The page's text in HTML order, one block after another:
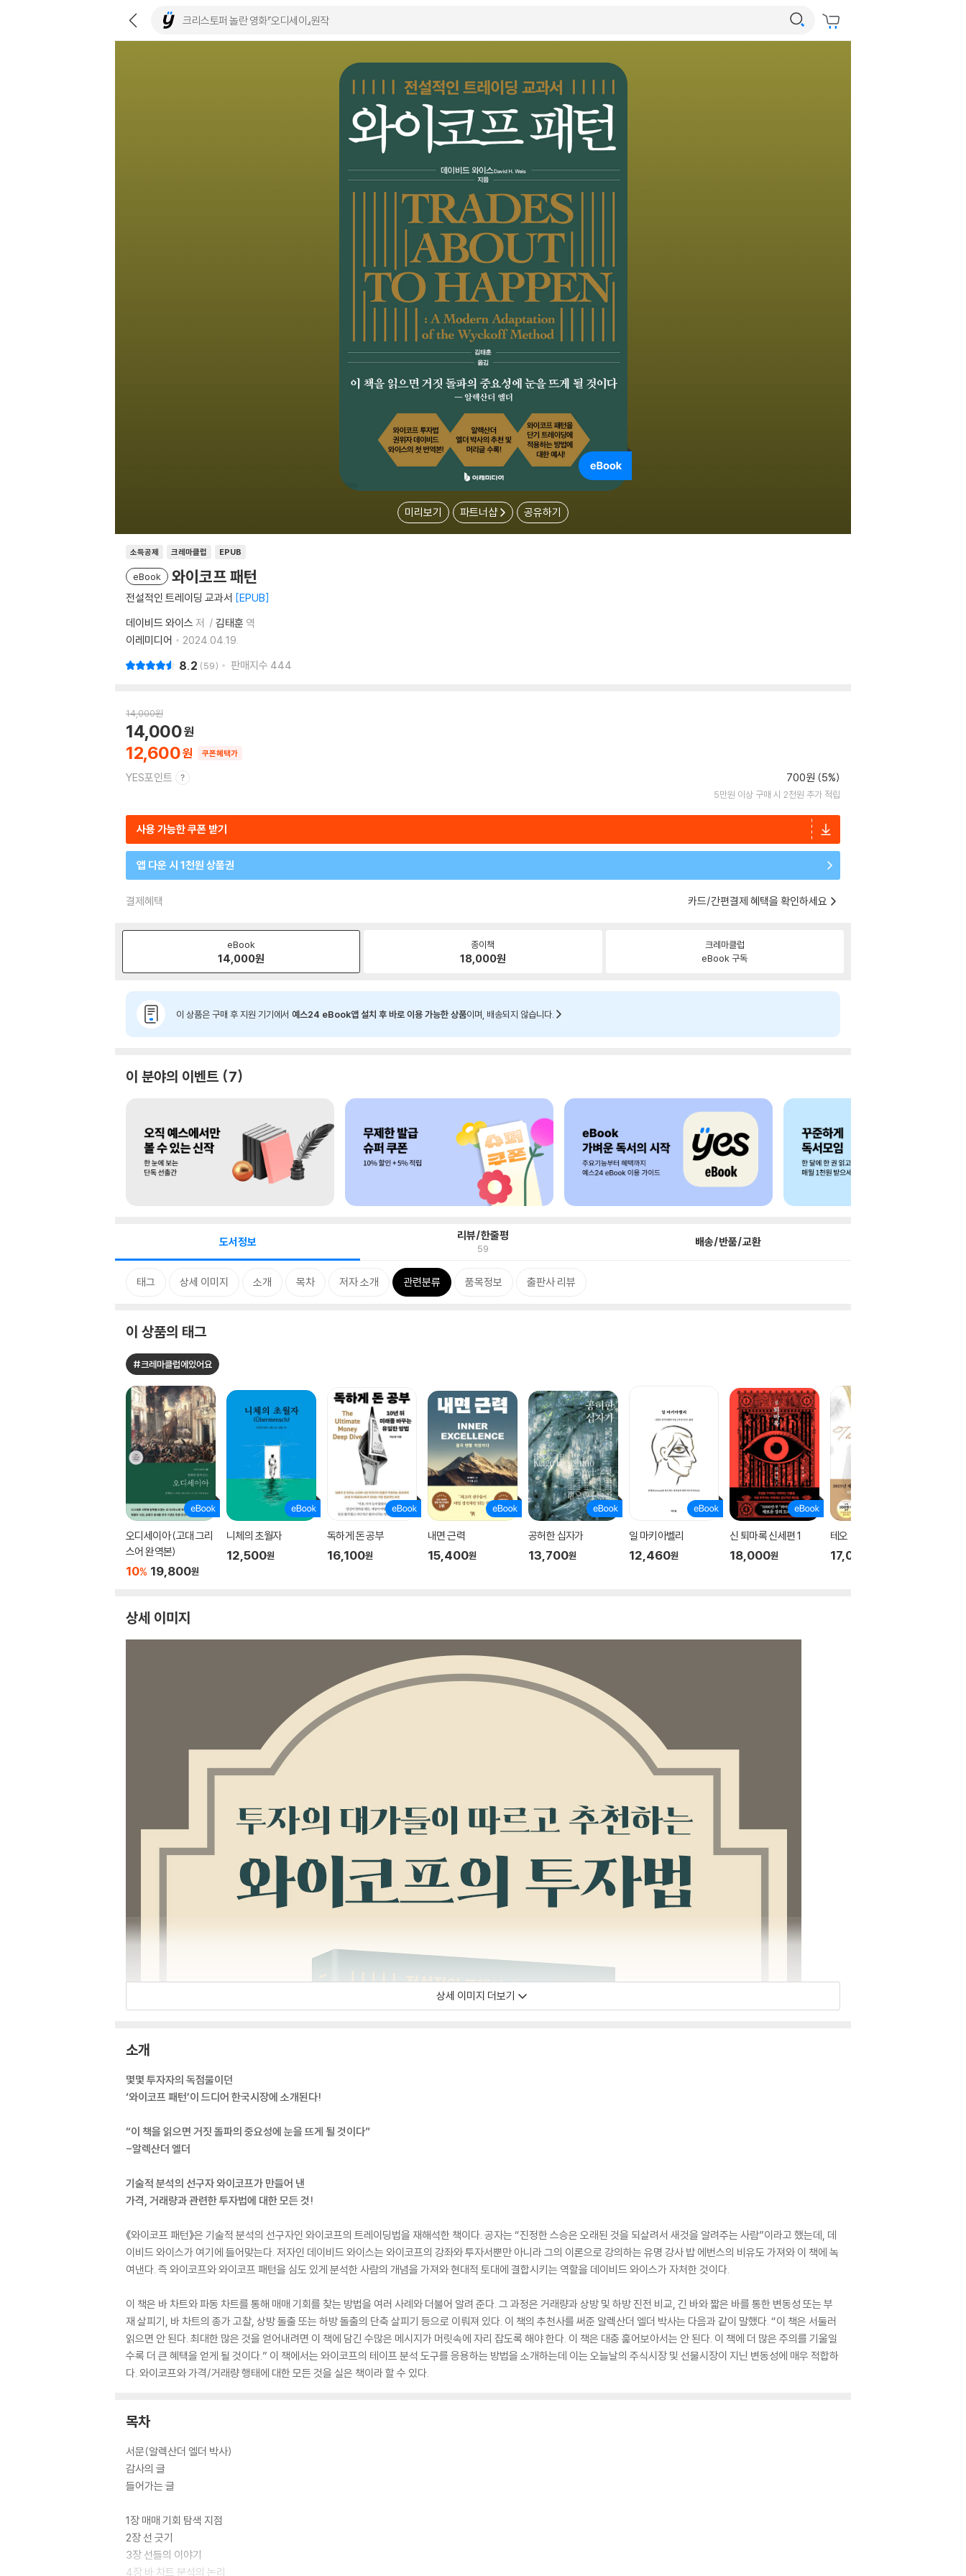
미리보기 파트너샵 공유하기
소득공제 크레마클럽 EPUB
eBook 와이코프 패턴
전설적인 트레이딩 교과서 EPUB
데이비드 와이스 저 김태훈 역
이레미디어
2024.04.19.
8.2 59 판매지수 444
14,000원
12,600
14,000
쿠폰혜택가
YES포인트 700원 (5%)
5만원 이상 구매 시 2천원 추가 적립
사용 가능한 쿠폰 받기
앱 다운 시 1천원 상품권
결제혜택 카드/간편결제 혜택을 확인하세요
eBook
14,000원
종이책
18,000원
크레마클럽
eBook 구독
이 상품은 구매 후 지원 기기에서 예스24 eBook앱 설치 후 바로 이용 가능한 상품이며, 배송되지 않습니다.
이 분야의 이벤트 7
도서정보 리뷰/한줄평
59 배송/반품/교환
태그 상세 이미지 소개 목차 저자 소개 관련분류 품목정보 출판사 리뷰
이 상품의 태그
#크레마클럽에있어요
오디세이아 (고대 그리
스어 완역본)
10% 19,800원
니체의 초월자
12,500원
독하게 돈 공부
16,100원
내면 근력
15,400원
공허한 십자가
13,700원
일 마키아벨리
12,460원
신 퇴마록 신세편 1
18,000원
테오
17,000
상세 이미지
상세 이미지 더보기
소개
몇몇 투자자의 독점물이던
‘와이코프 패턴’이 드디어 한국시장에 소개된다!
“이 책을 읽으면 거짓 돌파의 중요성에 눈을 뜨게 될 것이다”
-알렉산더 엘더
기술적 분석의 선구자 와이코프가 만들어 낸
가격, 거래량과 관련한 투자법에 대한 모든 것!
《와이코프 패턴》은 기술적 분석의 선구자인 와이코프의 트레이딩법을 재해석한 책이다. 공자는 “진정한 스승은 오래된 것을 되살려서 새것을 알려주는 사람”이라고 했는데, 데
이비드 와이스가 여기에 들어맞는다. 저자인 데이비드 와이스는 와이코프의 강좌와 투자서뿐만 아니라 그의 이론으로 강의하는 유명 강사 밥 에번스의 비유도 가져와 이 책에 녹
여낸다. 즉 와이코프와 와이코프 패턴을 심도 있게 분석한 사람의 개념을 가져와 현대적 토대에 결합시키는 역할을 데이비드 와이스가 자처한 것이다.
이 책은 바 차트와 파동 차트를 통해 매매 기회를 찾는 방법을 여러 사례와 더불어 알려 준다. 그 과정은 거래량과 상방 및 하방 진전 비교, 긴 바와 짧은 바를 통한 변동성 또는 부
재 살피기, 바 차트의 종가 고찰, 상방 돌출 또는 하방 돌출의 단축 살피기 등으로 이뤄져 있다. 이 책의 추천사를 써준 알렉산더 엘더 박사는 다음과 같이 말했다. “이 책은 서둘러
읽으면 안 된다. 최대한 많은 것을 얻어내려면 이 책에 담긴 수많은 메시지가 머릿속에 자리 잡도록 해야 한다. 이 책은 대충 훑어보아서는 안 된다. 이 책에 더 많은 주의를 기울일
수록 더 큰 혜택을 얻게 될 것이다.” 이 책에서는 와이코프의 테이프 분석 도구를 응용하는 방법을 소개하는데 이는 오늘날의 주식시장 및 선물시장이 지닌 변동성에 매우 적합하
다. 와이코프와 가격/거래량 행태에 대한 모든 것을 실은 책이라 할 수 있다.
목차
서문(알렉산더 엘더 박사)
감사의 글
들어가는 글
1장 매매 기회 탐색 지점
2장 선 긋기
3장 선들의 이야기
4장 바 차트 분석의 논리